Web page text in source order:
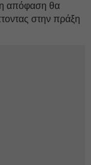
η απόφαση θα
στην πράξη